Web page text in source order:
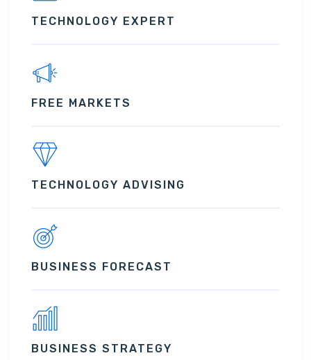
TECHNOLOGY EXPERT
FREE MARKETS
TECHNOLOGY ADVISING
BUSINESS FORECAST
BUSINESS STRATEGY